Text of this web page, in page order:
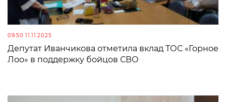
09:50 11.11.2025
Депутат Иванчикова отметила вклад ТОС «Горное
Лоо» в поддержку бойцов СВО